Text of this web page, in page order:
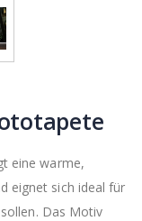
eine warme,
eignet sich ideal für
Das Motiv